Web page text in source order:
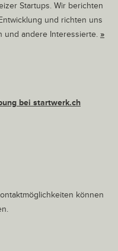
Startups. Wir berichten
und richten uns
und andere Interessierte. »
bei startwerk.ch
können